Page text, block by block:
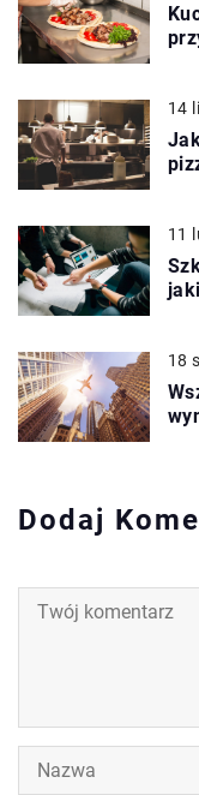
14
11
18
Dodaj